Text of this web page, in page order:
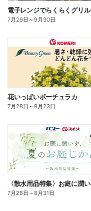
電子レンジでらくらくグリル
7月29日 ～9月30日
花いっぱいポーチュラカ
7月28日 ～8月23日
7月28日 ～8月31日